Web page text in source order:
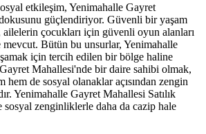
etkileşim, Yenimahalle Gayret
güçlendiriyor. Güvenli bir yaşam
ailelerin çocukları için güvenli oyun alanları
Bütün bu unsurlar, Yenimahalle
için tercih edilen bir bölge haline
Mahallesi'nde bir daire sahibi olmak,
de sosyal olanaklar açısından zengin
Yenimahalle Gayret Mahallesi Satılık
zenginliklerle daha da cazip hale